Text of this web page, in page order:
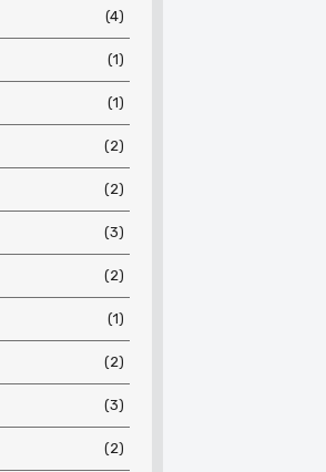
(4)
(1)
(1)
(2)
(2)
(3)
(2)
(1)
(2)
(3)
(2)